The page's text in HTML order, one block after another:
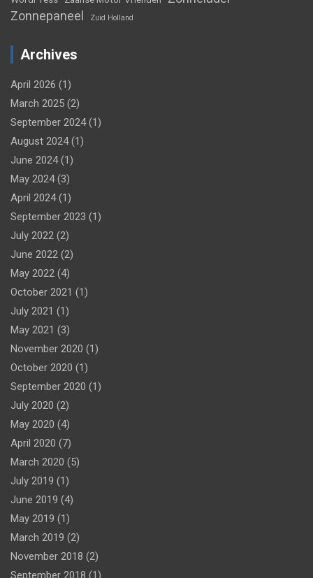
Zonnepaneel
Zuid Holland
Archives
April 2026 (1)
March 2025 (2)
September 2024(1)
August 2024(1)
June 2024(1)
May 2024(3)
April 2024(1)
September 2023 (1)
July 2022 (2)
June 2022 (2)
May 2022 (4)
October 2021 (1)
July 2021 (1)
May 2021 (3)
November 2020 (1)
October 2020 (1)
September 2020 (1)
July 2020 (2)
May 2020 (4)
April 2020 (7)
March 2020 (5)
July 2019 (1)
June 2019 (4)
May 2019 (1)
March 2019 (2)
November 2018 (2)
September 2018 (1)